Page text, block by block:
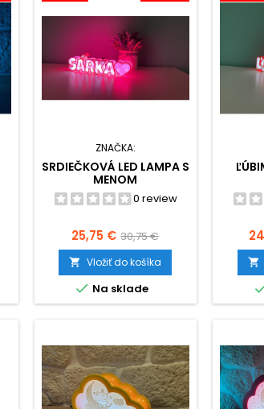
ZNAČKA:
SRDIEČKOVÁ LED LAMPA S
MENOM
0 review
Cena
25,75 € Základná
cena
30,75 €
 Vložiť do košíka
 Na sklade
